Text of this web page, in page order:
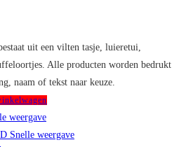
uit een vilten tasje, luieretui,
Alle producten worden bedrukt
naam of tekst naar keuze.
weergave
Snelle weergave